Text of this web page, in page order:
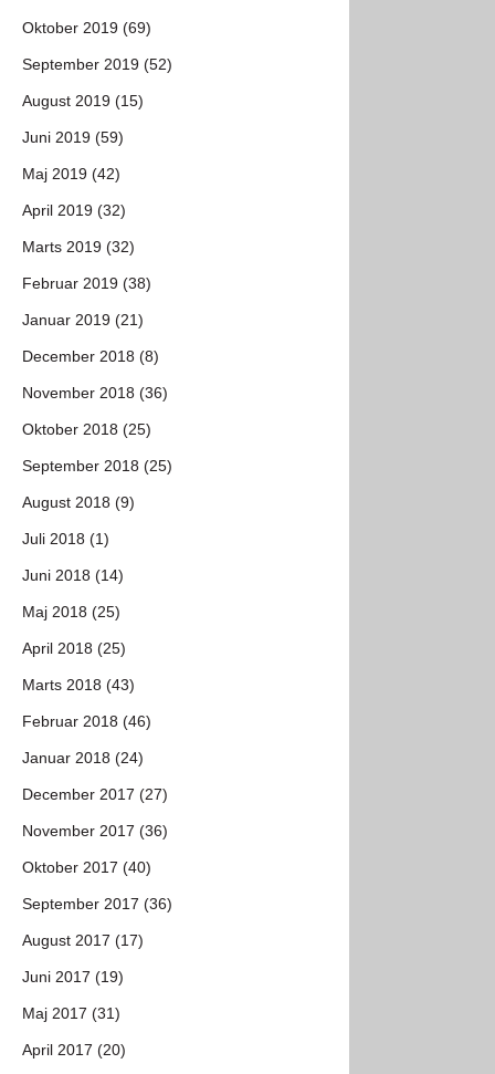
Oktober 2019 (69)
September 2019 (52)
August 2019 (15)
Juni 2019 (59)
Maj 2019 (42)
April 2019 (32)
Marts 2019 (32)
Februar 2019 (38)
Januar 2019 (21)
December 2018 (8)
November 2018 (36)
Oktober 2018 (25)
September 2018 (25)
August 2018 (9)
Juli 2018 (1)
Juni 2018 (14)
Maj 2018 (25)
April 2018 (25)
Marts 2018 (43)
Februar 2018 (46)
Januar 2018 (24)
December 2017 (27)
November 2017 (36)
Oktober 2017 (40)
September 2017 (36)
August 2017 (17)
Juni 2017 (19)
Maj 2017 (31)
April 2017 (20)